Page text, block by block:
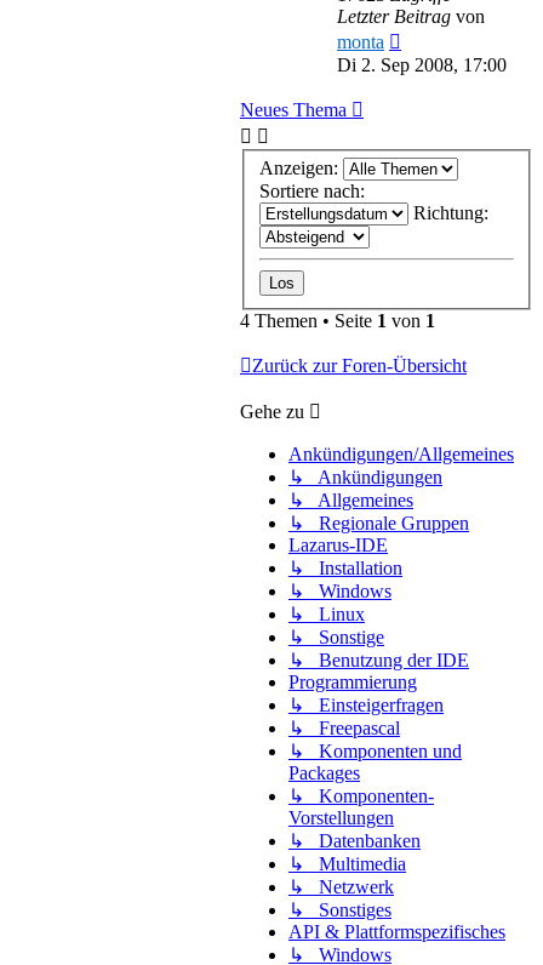
Letzter Beitrag von
monta
Di 2. Sep 2008, 17:00
Neues Thema
Anzeigen:
Sortiere nach:
Richtung:
4 Themen • Seite 1 von 1
Zurück zur Foren-Übersicht
Gehe zu
Ankündigungen/Allgemeines
↳ Ankündigungen
↳ Allgemeines
↳ Regionale Gruppen
Lazarus-IDE
↳ Installation
↳ Windows
↳ Linux
↳ Sonstige
↳ Benutzung der IDE
Programmierung
↳ Einsteigerfragen
↳ Freepascal
↳ Komponenten und
Packages
↳ Komponenten-
Vorstellungen
↳ Datenbanken
↳ Multimedia
↳ Netzwerk
↳ Sonstiges
API & Plattformspezifisches
↳ Windows